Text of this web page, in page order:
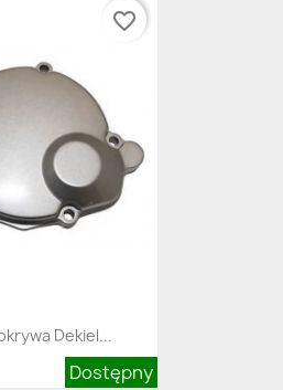
Dekiel...
Dostępny
favorite_border